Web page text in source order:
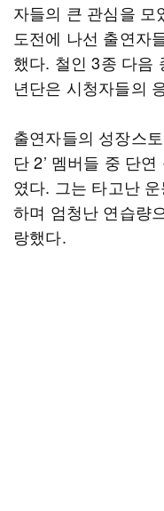
자들의 큰 관심을 모
도전에 나선 출연자
했다. 철인 3종 다음
년단은 시청자들의
출연자들의 성장스
단 2’ 멤버들 중 단
였다. 그는 타고난
하며 엄청난 연습량
랑했다.